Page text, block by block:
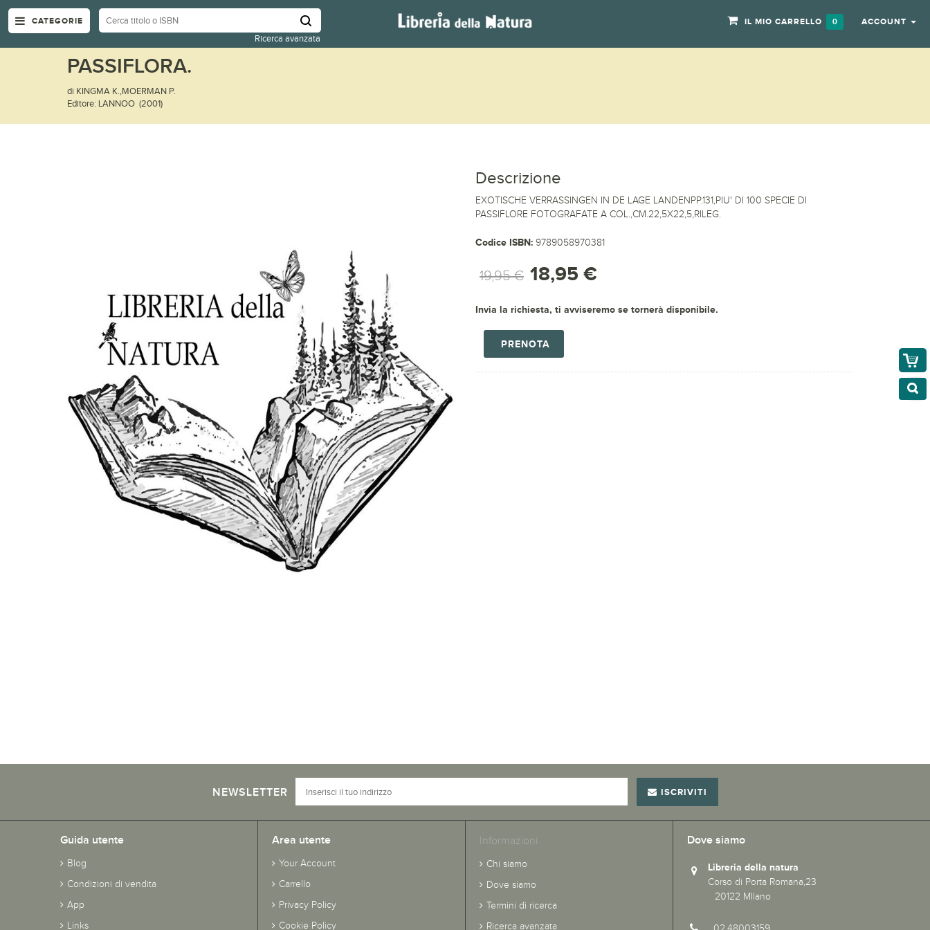
CATEGORIE
Ricerca avanzata
IL MIO CARRELLO 0 ACCOUNT
PASSIFLORA.
di KINGMA K.,MOERMAN P.
Editore: LANNOO (2001)
Descrizione
EXOTISCHE VERRASSINGEN IN DE LAGE LANDENPP.131,PIU' DI 100 SPECIE DI
PASSIFLORE FOTOGRAFATE A COL.,CM.22,5X22,5,RILEG.
Codice ISBN: 9789058970381
19,95 € 18,95 €
Invia la richiesta, ti avviseremo se tornerà disponibile.
PRENOTA
NEWSLETTER ISCRIVITI
Guida utente
Blog
Condizioni di vendita
App
Links
Area utente
Your Account
Carrello
Privacy Policy
Cookie Policy
Informazioni
Chi siamo
Dove siamo
Termini di ricerca
Ricerca avanzata
Dove siamo
Libreria della natura
Corso di Porta Romana,23
20122 MIlano